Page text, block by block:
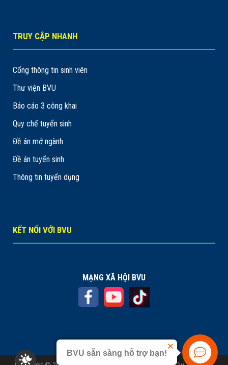
TRUY CẬP NHANH
Cổng thông tin sinh viên
Thư viện BVU
Báo cáo 3 công khai
Quy chế tuyển sinh
Đề án mở ngành
Đề án tuyển sinh
Thông tin tuyển dụng
KẾT NỐI VỚI BVU
MẠNG XÃ HỘI BVU
BVU sẵn sàng hỗ trợ bạn!